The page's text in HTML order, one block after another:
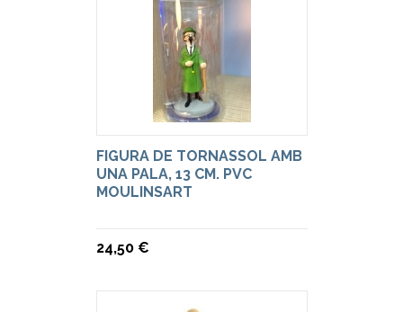
FIGURA DE TORNASSOL AMB
UNA PALA, 13 CM. PVC
MOULINSART
24,50 €